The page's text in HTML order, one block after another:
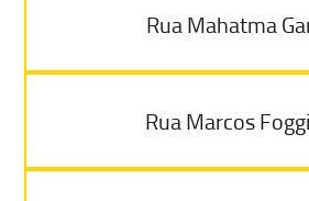
Rua Mahatma
Rua Marcos